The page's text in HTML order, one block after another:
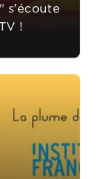
s'écoute
!